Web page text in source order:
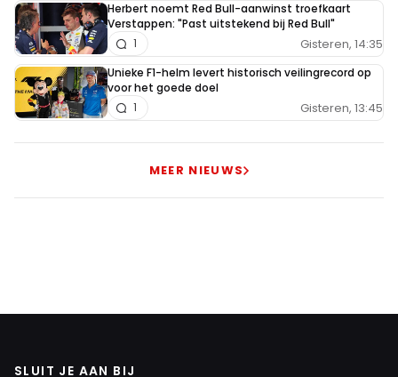
Herbert noemt Red Bull-aanwinst troefkaart
Verstappen: "Past uitstekend bij Red Bull"
Gisteren, 14:35
1
Unieke F1-helm levert historisch veilingrecord op
voor het goede doel
Gisteren, 13:45
1
MEER NIEUWS
SLUIT JE AAN BIJ